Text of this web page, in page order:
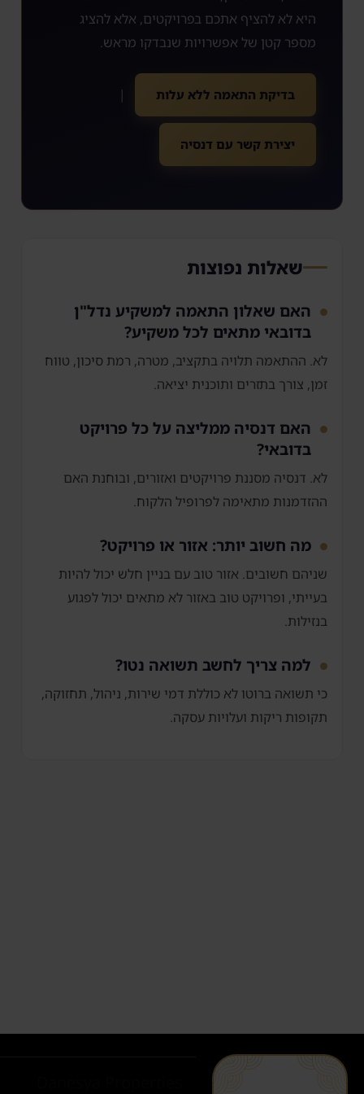
היא לא להציף אתכם בפרויקטים, אלא להציג
מספר קטן של אפשרויות שנבדקו מראש.
בדיקת התאמה ללא עלות |
יצירת קשר עם דנסיה
שאלות נפוצות
האם שאלון התאמה למשקיע נדל"ן
בדובאי מתאים לכל משקיע?
לא. ההתאמה תלויה בתקציב, מטרה, רמת סיכון, טווח
זמן, צורך בתזרים ותוכנית יציאה.
האם דנסיה ממליצה על כל פרויקט
בדובאי?
לא. דנסיה מסננת פרויקטים ואזורים, ובוחנת האם
ההזדמנות מתאימה לפרופיל הלקוח.
מה חשוב יותר: אזור או פרויקט?
שניהם חשובים. אזור טוב עם בניין חלש יכול להיות
בעייתי, ופרויקט טוב באזור לא מתאים יכול לפגוע
בנזילות.
למה צריך לחשב תשואה נטו?
כי תשואה ברוטו לא כוללת דמי שירות, ניהול, תחזוקה,
תקופות ריקות ועלויות עסקה.